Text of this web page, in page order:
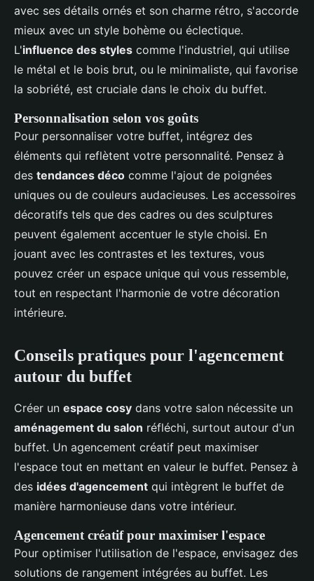
avec ses détails ornés et son charme rétro, s'accorde
mieux avec un style bohème ou éclectique.
L'influence des styles comme l'industriel, qui utilise
le métal et le bois brut, ou le minimaliste, qui favorise
la sobriété, est cruciale dans le choix du buffet.
Personnalisation selon vos goûts
Pour personnaliser votre buffet, intégrez des
éléments qui reflètent votre personnalité. Pensez à
des tendances déco comme l'ajout de poignées
uniques ou de couleurs audacieuses. Les accessoires
décoratifs tels que des cadres ou des sculptures
peuvent également accentuer le style choisi. En
jouant avec les contrastes et les textures, vous
pouvez créer un espace unique qui vous ressemble,
tout en respectant l'harmonie de votre décoration
intérieure.
Conseils pratiques pour l'agencement
autour du buffet
Créer un espace cosy dans votre salon nécessite un
aménagement du salon réfléchi, surtout autour d'un
buffet. Un agencement créatif peut maximiser
l'espace tout en mettant en valeur le buffet. Pensez à
des idées d'agencement qui intègrent le buffet de
manière harmonieuse dans votre intérieur.
Agencement créatif pour maximiser l'espace
Pour optimiser l'utilisation de l'espace, envisagez des
solutions de rangement intégrées au buffet. Les